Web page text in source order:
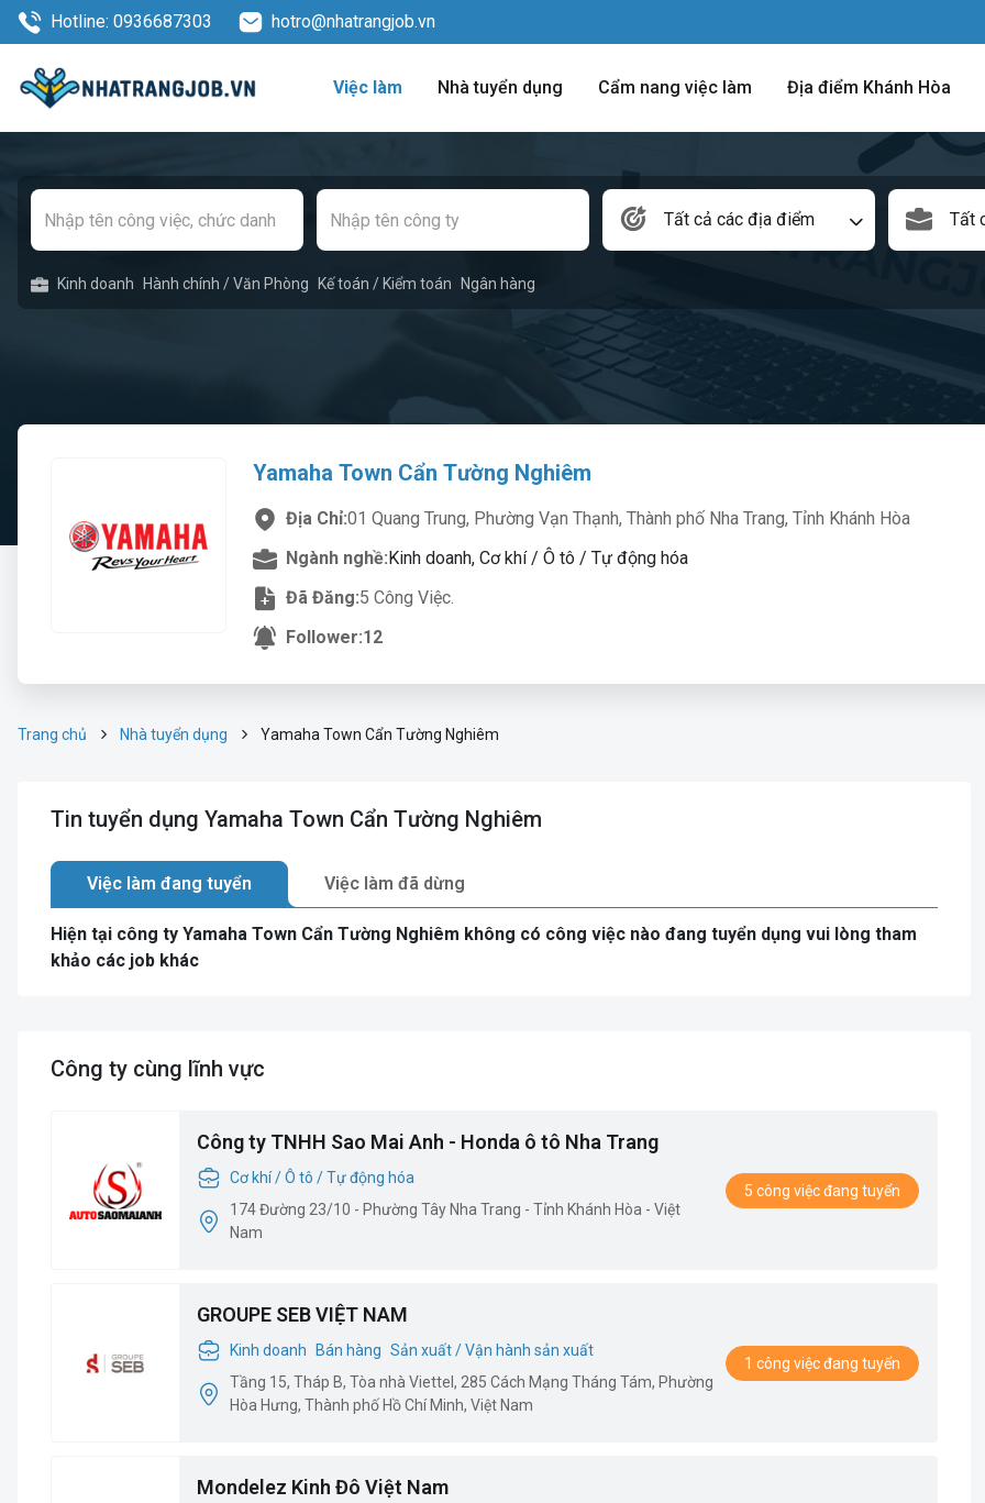
Hotline: 0936687303 hotro@nhatrangjob.vn
Việc làm Nhà tuyển dụng Cẩm nang việc làm Địa điểm Khánh Hòa
Tất cả các địa điểm Tất
Kinh doanh Hành chính / Văn Phòng Kế toán / Kiểm toán Ngân hàng
Yamaha Town Cẩn Tường Nghiêm
Địa Chỉ:01 Quang Trung, Phường Vạn Thạnh, Thành phố Nha Trang, Tỉnh Khánh Hòa
Ngành nghề: Kinh doanh, Cơ khí / Ô tô / Tự động hóa
Đã Đăng:5 Công Việc.
Follower:12
Trang chủ Nhà tuyển dụng Yamaha Town Cẩn Tường Nghiêm
Tin tuyển dụng Yamaha Town Cẩn Tường Nghiêm
Việc làm đang tuyển Việc làm đã dừng
Hiện tại công ty Yamaha Town Cẩn Tường Nghiêm không có công việc nào đang tuyển dụng vui lòng tham
khảo các job khác
Công ty cùng lĩnh vực
Công ty TNHH Sao Mai Anh - Honda ô tô Nha Trang
Cơ khí / Ô tô / Tự động hóa
174 Đường 23/10 - Phường Tây Nha Trang - Tỉnh Khánh Hòa - Việt
Nam
5 công việc đang tuyển
GROUPE SEB VIỆT NAM
Kinh doanh Bán hàng Sản xuất / Vận hành sản xuất
Tầng 15, Tháp B, Tòa nhà Viettel, 285 Cách Mạng Tháng Tám, Phường
Hòa Hưng, Thành phố Hồ Chí Minh, Việt Nam
1 công việc đang tuyển
Mondelez Kinh Đô Việt Nam